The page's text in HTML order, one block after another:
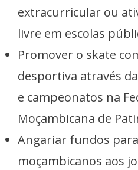
extracurricular ou
livre em escolas
Promover o skate
desportiva através
e campeonatos na
Moçambicana de
Angariar fundos
moçambicanos aos